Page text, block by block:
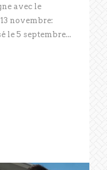
avec le
novembre:
le 5 septembre...